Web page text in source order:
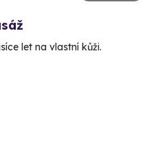
let na vlastní kůži.